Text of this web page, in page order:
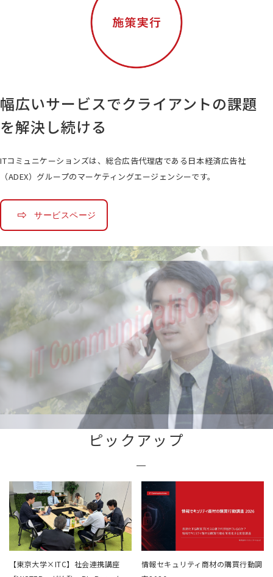
幅広いサービスでクライアントの課題
を解決し続ける
ITコミュニケーションズは、 総合広告代理店である日本経済広告社
（ADEX） グループのマーケティングエージェンシーです。
サービスページ
ピックアップ
【東京大学×ITC】社会連携講座
情報セキュリティ商材の購買行動調